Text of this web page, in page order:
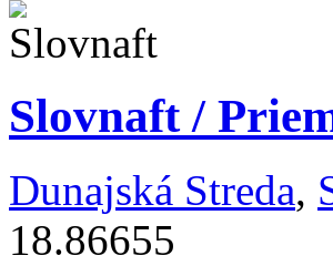
Slovnaft /
Dunajská Streda,
18.86655